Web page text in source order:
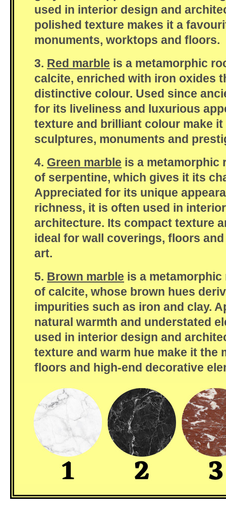
used in interior design and
polished texture makes it a
monuments, worktops and floors.
3. Red marble is a metamorphic
calcite, enriched with iron oxides
distinctive colour. Used since
for its liveliness and luxurious
texture and brilliant colour make
sculptures, monuments and
4. Green marble is a metamorphic
of serpentine, which gives it its
Appreciated for its unique
richness, it is often used in
architecture. Its compact texture
ideal for wall coverings, floors
art.
5. Brown marble is a
of calcite, whose brown hues
impurities such as iron and clay.
natural warmth and understated
used in interior design and
texture and warm hue make it the
floors and high-end decorative